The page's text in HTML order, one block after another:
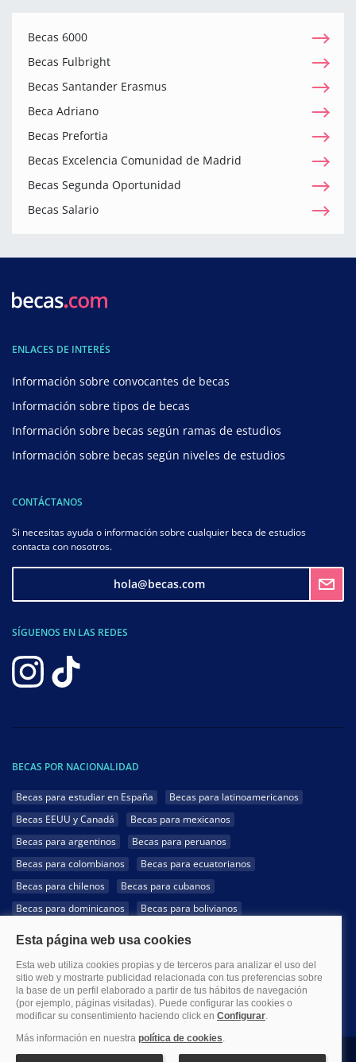
Becas 6000
Becas Fulbright
Becas Santander Erasmus
Beca Adriano
Becas Prefortia
Becas Excelencia Comunidad de Madrid
Becas Segunda Oportunidad
Becas Salario
ENLACES DE INTERÉS
Información sobre convocantes de becas
Información sobre tipos de becas
Información sobre becas según ramas de estudios
Información sobre becas según niveles de estudios
CONTÁCTANOS
Si necesitas ayuda o información sobre cualquier beca de estudios
contacta con nosotros.
hola@becas.com
SÍGUENOS EN LAS REDES
BECAS POR NACIONALIDAD
Becas para estudiar en España
Becas para latinoamericanos
Becas EEUU y Canadá
Becas para mexicanos
Becas para argentinos
Becas para peruanos
Becas para colombianos
Becas para ecuatorianos
Becas para chilenos
Becas para cubanos
Becas para dominicanos
Becas para bolivianos
Becas para hondureños
Becas para paraguayos
Becas para uruguayos
Becas para salvadoreños
1999-2026 Becas.com @Todos los derechos reservados